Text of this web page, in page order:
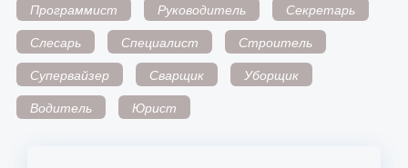
Программист
Руководитель
Секретарь
Слесарь
Специалист
Строитель
Супервайзер
Сварщик
Уборщик
Водитель
Юрист